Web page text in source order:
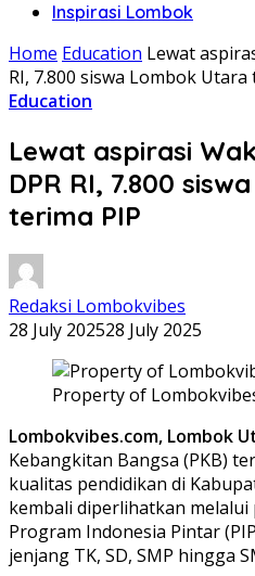
Inspirasi Lombok
Home Education Lewat
RI, 7.800 siswa Lombok Utara
Education
Lewat aspirasi
DPR RI, 7.800
terima PIP
Redaksi Lombokvibes
28 July 202528 July 2025
Property of
Lombokvibes.com, Lombok
Kebangkitan Bangsa (PKB)
kualitas pendidikan di
kembali diperlihatkan
Program Indonesia Pintar
jenjang TK, SD, SMP hingga